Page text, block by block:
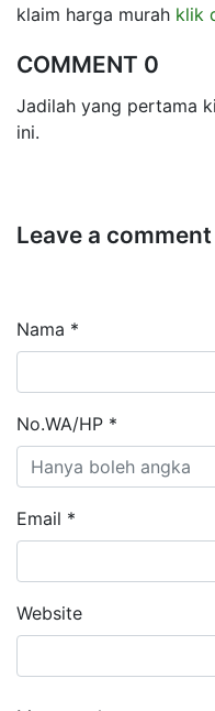
klaim harga murah klik
COMMENT 0
Jadilah yang pertama
ini.
Leave a comment
Nama *
No.WA/HP *
Email *
Website